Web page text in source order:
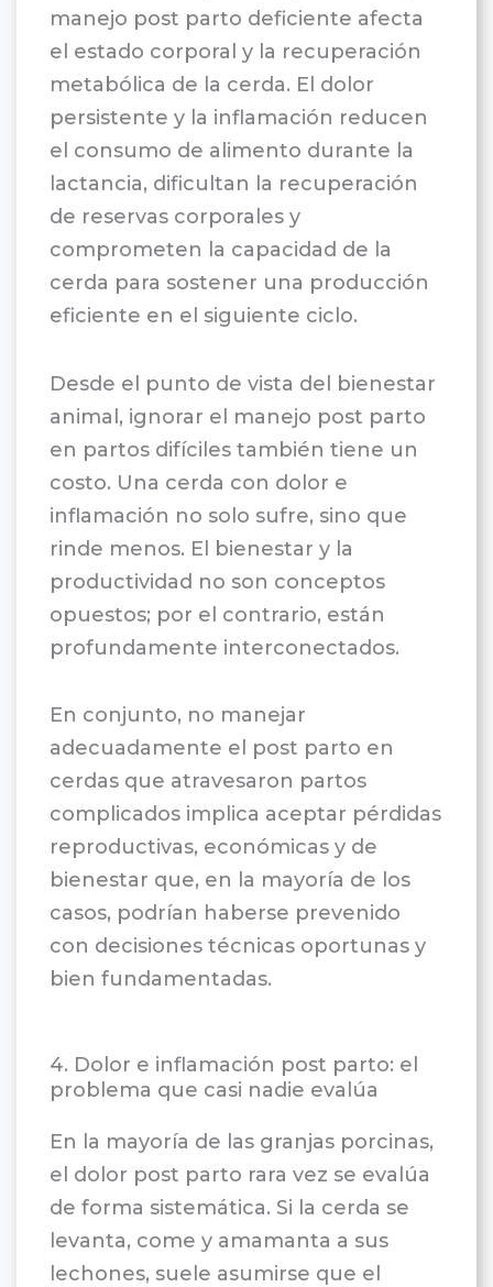
manejo post parto deficiente afecta
el estado corporal y la recuperación
metabólica de la cerda. El dolor
persistente y la inflamación reducen
el consumo de alimento durante la
lactancia, dificultan la recuperación
de reservas corporales y
comprometen la capacidad de la
cerda para sostener una producción
eficiente en el siguiente ciclo.
Desde el punto de vista del bienestar
animal, ignorar el manejo post parto
en partos difíciles también tiene un
costo. Una cerda con dolor e
inflamación no solo sufre, sino que
rinde menos. El bienestar y la
productividad no son conceptos
opuestos; por el contrario, están
profundamente interconectados.
En conjunto, no manejar
adecuadamente el post parto en
cerdas que atravesaron partos
complicados implica aceptar pérdidas
reproductivas, económicas y de
bienestar que, en la mayoría de los
casos, podrían haberse prevenido
con decisiones técnicas oportunas y
bien fundamentadas.
4. Dolor e inflamación post parto: el
problema que casi nadie evalúa
En la mayoría de las granjas porcinas,
el dolor post parto rara vez se evalúa
de forma sistemática. Si la cerda se
levanta, come y amamanta a sus
lechones, suele asumirse que el